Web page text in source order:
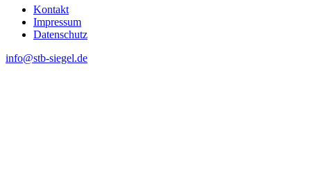
Kontakt
Impressum
Datenschutz
info@stb-siegel.de